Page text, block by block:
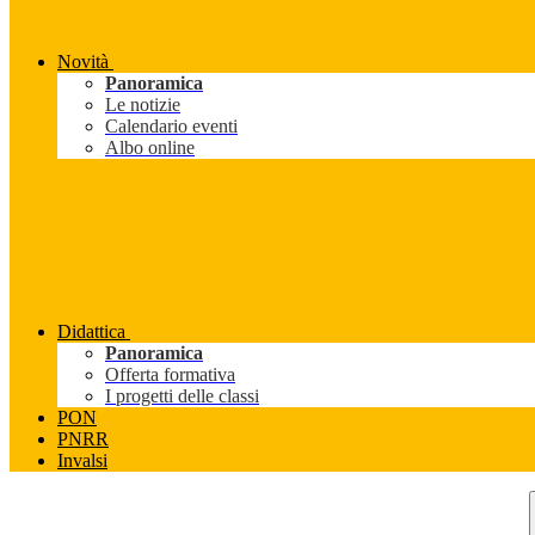
Novità
Panoramica
Le notizie
Calendario eventi
Albo online
Didattica
Panoramica
Offerta formativa
I progetti delle classi
PON
PNRR
Invalsi